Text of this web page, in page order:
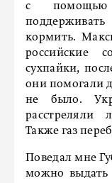
с
кормить.
российские
сухпайки,
они помогали
не было.
расстреляли
Также газ
Поведал мне
можно выдать